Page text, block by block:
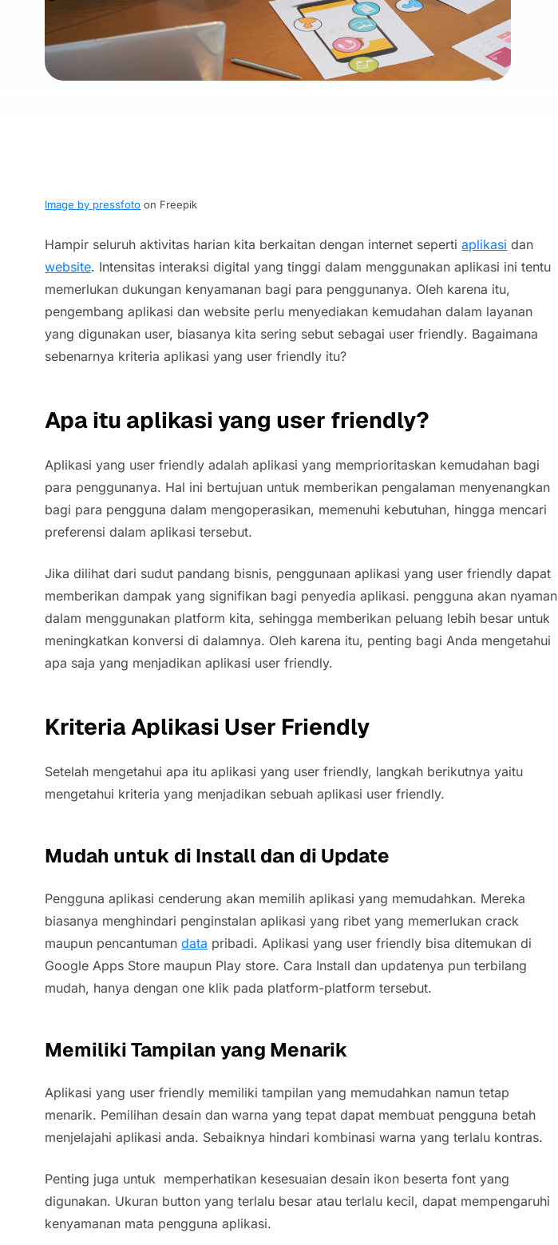
Image by pressfoto on Freepik
Hampir seluruh aktivitas harian kita berkaitan dengan internet sepertiaplikasi dan
website. Intensitas interaksi digital yang tinggi dalam menggunakan aplikasi ini tentu
memerlukan dukungan kenyamanan bagi para penggunanya. Oleh karena itu,
pengembang aplikasi dan website perlu menyediakan kemudahan dalam layanan
yang digunakan user, biasanya kita sering sebut sebagai user friendly. Bagaimana
sebenarnya kriteria aplikasi yang user friendly itu?
Apa itu aplikasi yang user friendly?
Aplikasi yang user friendly adalah aplikasi yang memprioritaskan kemudahan bagi
para penggunanya. Hal ini bertujuan untuk memberikan pengalaman menyenangkan
bagi para pengguna dalam mengoperasikan, memenuhi kebutuhan, hingga mencari
preferensi dalam aplikasi tersebut.
Jika dilihat dari sudut pandang bisnis, penggunaan aplikasi yang user friendly dapat
memberikan dampak yang signifikan bagi penyedia aplikasi. pengguna akan nyaman
dalam menggunakan platform kita, sehingga memberikan peluang lebih besar untuk
meningkatkan konversi di dalamnya. Oleh karena itu, penting bagi Anda mengetahui
apa saja yang menjadikan aplikasi user friendly.
Kriteria Aplikasi User Friendly
Setelah mengetahui apa itu aplikasi yang user friendly, langkah berikutnya yaitu
mengetahui kriteria yang menjadikan sebuah aplikasi user friendly.
Mudah untuk di Install dan di Update
Pengguna aplikasi cenderung akan memilih aplikasi yang memudahkan. Mereka
biasanya menghindari penginstalan aplikasi yang ribet yang memerlukan crack
maupun pencantumandata pribadi. Aplikasi yang user friendly bisa ditemukan di
Google Apps Store maupun Play store. Cara Install dan updatenya pun terbilang
mudah, hanya dengan one klik pada platform-platform tersebut.
Memiliki Tampilan yang Menarik
Aplikasi yang user friendly memiliki tampilan yang memudahkan namun tetap
menarik. Pemilihan desain dan warna yang tepat dapat membuat pengguna betah
menjelajahi aplikasi anda. Sebaiknya hindari kombinasi warna yang terlalu kontras.
Penting juga untuk memperhatikan kesesuaian desain ikon beserta font yang
digunakan. Ukuran button yang terlalu besar atau terlalu kecil, dapat mempengaruhi
kenyamanan mata pengguna aplikasi.